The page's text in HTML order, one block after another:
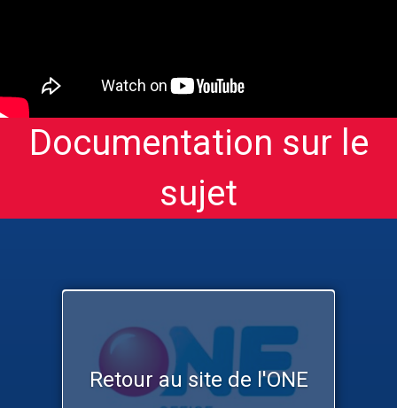
Documentation sur le
sujet
Retour au site de l'ONE